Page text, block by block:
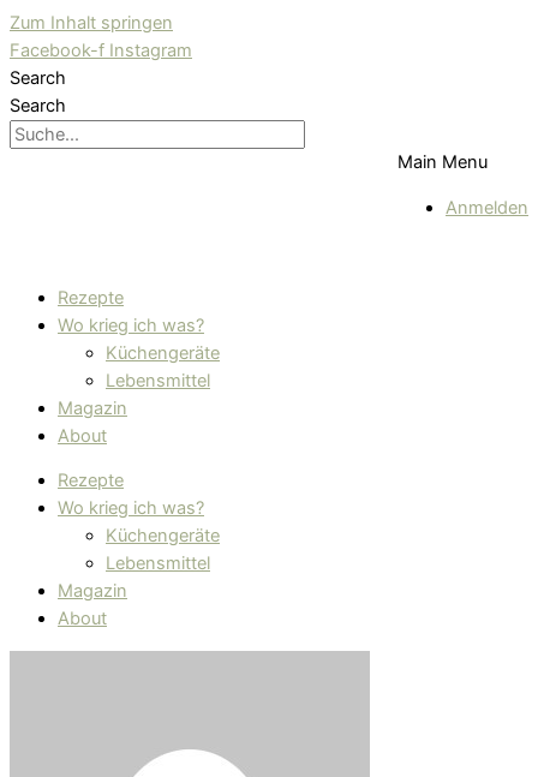
Zum Inhalt springen
Facebook-f Instagram
Search
Search
Main Menu
Anmelden
Rezepte
Wo krieg ich was?
Küchengeräte
Lebensmittel
Magazin
About
Rezepte
Wo krieg ich was?
Küchengeräte
Lebensmittel
Magazin
About